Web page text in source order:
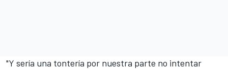
"Y sería una tontería por nuestra parte no intentar